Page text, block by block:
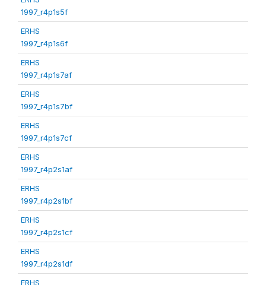
1997_r4p1s5f
ERHS
1997_r4p1s6f
ERHS
1997_r4p1s7af
ERHS
1997_r4p1s7bf
ERHS
1997_r4p1s7cf
ERHS
1997_r4p2s1af
ERHS
1997_r4p2s1bf
ERHS
1997_r4p2s1cf
ERHS
1997_r4p2s1df
ERHS